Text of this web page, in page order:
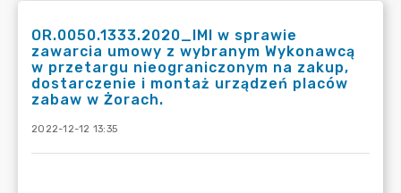
OR.0050.1333.2020_IMI w sprawie
zawarcia umowy z wybranym Wykonawcą
w przetargu nieograniczonym na zakup,
dostarczenie i montaż urządzeń placów
zabaw w Żorach.
2022-12-12 13:35